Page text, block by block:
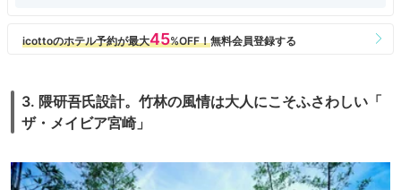
3. 隈研吾氏設計。竹林の風情は大人にこそふさわしい「
ザ・メイビア宮崎」